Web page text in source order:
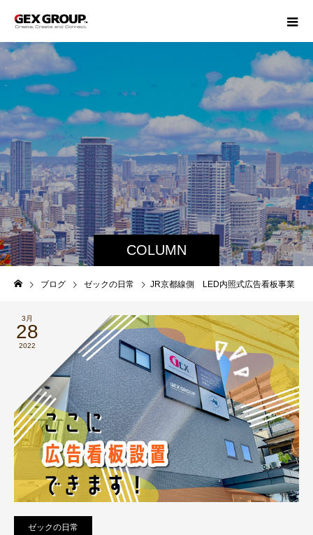
COLUMN
ブログ ゼックの日常 JR京都線側 LED内照式広告看板事業
3月
28
2022
ゼックの日常